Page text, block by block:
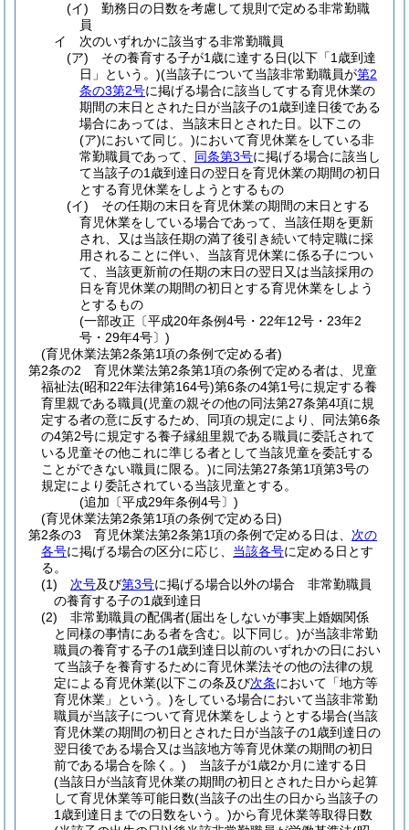
(イ)
勤務日の日数を考慮して規則で定める非常勤職
員
イ
次のいずれかに該当する非常勤職員
(ア)
その養育する子が1歳に達する日(以下「1歳到達
日」という。)(当該子について当該非常勤職員が第2
条の3第2号に掲げる場合に該当してする育児休業の
期間の末日とされた日が当該子の1歳到達日後である
場合にあっては、当該末日とされた日。以下この
(ア)において同じ。)において育児休業をしている非
常勤職員であって、 同条第3号に掲げる場合に該当し
て当該子の1歳到達日の翌日を育児休業の期間の初日
とする育児休業をしようとするもの
(イ)
その任期の末日を育児休業の期間の末日とする
育児休業をしている場合であって、当該任期を更新
され、又は当該任期の満了後引き続いて特定職に採
用されることに伴い、当該育児休業に係る子につい
て、当該更新前の任期の末日の翌日又は当該採用の
日を育児休業の期間の初日とする育児休業をしよう
とするもの
(一部改正〔平成20年条例4号・22年12号・23年2
号・29年4号〕)
(育児休業法第2条第1項の条例で定める者)
第2条の2
育児休業法第2条第1項の条例で定める者は、児童
福祉法(昭和22年法律第164号)第6条の4第1号に規定する養
育里親である職員(児童の親その他の同法第27条第4項に規
定する者の意に反するため、同項の規定により、同法第6条
の4第2号に規定する養子縁組里親である職員に委託されて
いる児童その他これに準じる者として当該児童を委託する
ことができない職員に限る。)に同法第27条第1項第3号の
規定により委託されている当該児童とする。
(追加〔平成29年条例4号〕)
(育児休業法第2条第1項の条例で定める日)
第2条の3
育児休業法第2条第1項の条例で定める日は、 次の
各号に掲げる場合の区分に応じ、 当該各号に定める日とす
る。
(1)
次号及び第3号に掲げる場合以外の場合 非常勤職員
の養育する子の1歳到達日
(2)
非常勤職員の配偶者(届出をしないが事実上婚姻関係
と同様の事情にある者を含む。以下同じ。)が当該非常勤
職員の養育する子の1歳到達日以前のいずれかの日におい
て当該子を養育するために育児休業法その他の法律の規
定による育児休業(以下この条及び次条において「地方等
育児休業」という。)をしている場合において当該非常勤
職員が当該子について育児休業をしようとする場合(当該
育児休業の期間の初日とされた日が当該子の1歳到達日の
翌日後である場合又は当該地方等育児休業の期間の初日
前である場合を除く。) 当該子が1歳2か月に達する日
(当該日が当該育児休業の期間の初日とされた日から起算
して育児休業等可能日数(当該子の出生の日から当該子の
1歳到達日までの日数をいう。)から育児休業等取得日数